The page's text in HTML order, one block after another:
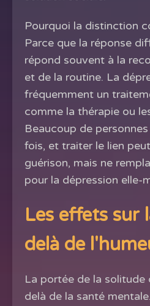
Pourquoi la distinction
Parce que la réponse
répond souvent à la
et de la routine. La
fréquemment un
comme la thérapie ou
Beaucoup de
fois, et traiter le lien
guérison, mais ne
pour la dépression elle-
Les effets sur
delà de
La portée de la solitude
delà de la santé